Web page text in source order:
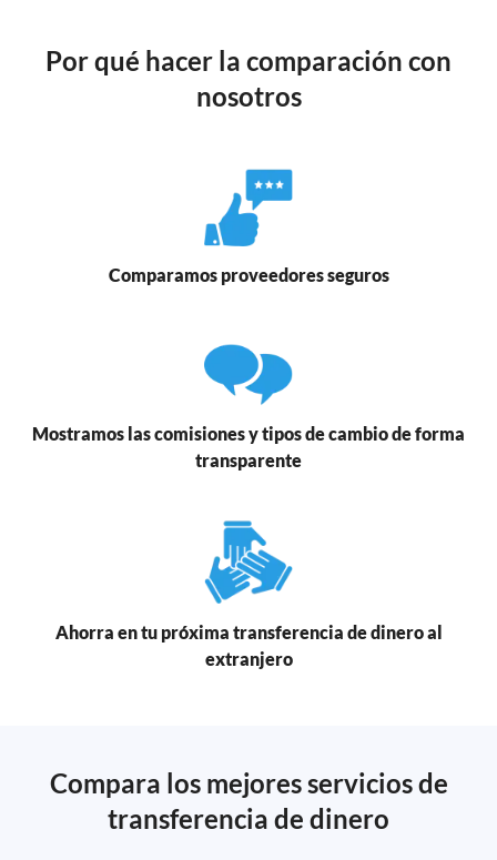
Por qué hacer la comparación con
nosotros
Comparamos proveedores seguros
Mostramos las comisiones y tipos de cambio de forma
transparente
Ahorra en tu próxima transferencia de dinero al
extranjero
Compara los mejores servicios de
transferencia de dinero